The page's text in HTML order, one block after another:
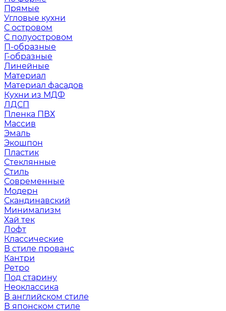
Прямые
Угловые кухни
С островом
С полуостровом
П-образные
Г-образные
Линейные
Материал
Материал фасадов
Кухни из МДФ
ЛДСП
Пленка ПВХ
Массив
Эмаль
Экошпон
Пластик
Стеклянные
Стиль
Современные
Модерн
Скандинавский
Минимализм
Хай тек
Лофт
Классические
В стиле прованс
Кантри
Ретро
Под старину
Неоклассика
В английском стиле
В японском стиле